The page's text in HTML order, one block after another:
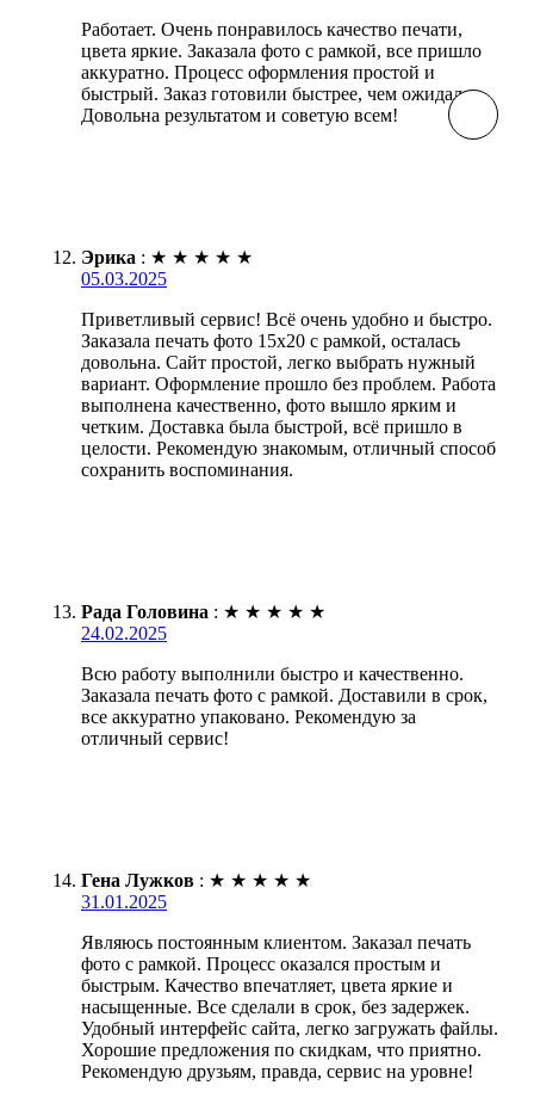
Работает. Очень понравилось качество печати,
цвета яркие. Заказала фото с рамкой, все пришло
аккуратно. Процесс оформления простой и
быстрый. Заказ готовили быстрее, чем ожидала.
Довольна результатом и советую всем!
Эрика : ★ ★ ★ ★ ★
05.03.2025
Приветливый сервис! Всё очень удобно и быстро.
Заказала печать фото 15х20 с рамкой, осталась
довольна. Сайт простой, легко выбрать нужный
вариант. Оформление прошло без проблем. Работа
выполнена качественно, фото вышло ярким и
четким. Доставка была быстрой, всё пришло в
целости. Рекомендую знакомым, отличный способ
сохранить воспоминания.
Рада Головина : ★ ★ ★ ★ ★
24.02.2025
Всю работу выполнили быстро и качественно.
Заказала печать фото с рамкой. Доставили в срок,
все аккуратно упаковано. Рекомендую за
отличный сервис!
Гена Лужков : ★ ★ ★ ★ ★
31.01.2025
Являюсь постоянным клиентом. Заказал печать
фото с рамкой. Процесс оказался простым и
быстрым. Качество впечатляет, цвета яркие и
насыщенные. Все сделали в срок, без задержек.
Удобный интерфейс сайта, легко загружать файлы.
Хорошие предложения по скидкам, что приятно.
Рекомендую друзьям, правда, сервис на уровне!